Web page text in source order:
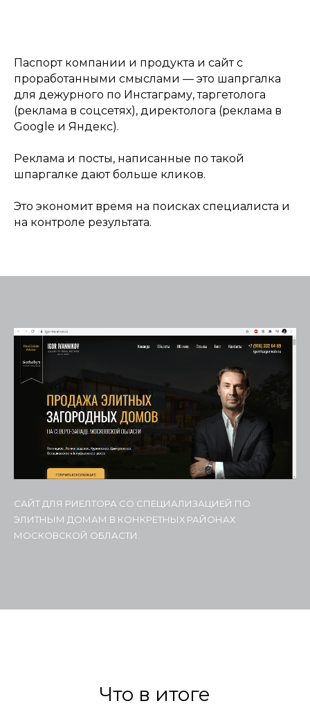
Паспорт компании и продукта и сайт с
проработанными смыслами — это шапргалка
для дежурного по Инстаграму, таргетолога
(реклама в соцсетях), директолога (реклама в
Google и Яндекс).
Реклама и посты, написанные по такой
шпаргалке дают больше кликов.
Это экономит время на поисках специалиста и
на контроле результата.
САЙТ ДЛЯ РИЕЛТОРА СО СПЕЦИАЛИЗАЦИЕЙ ПО
ЭЛИТНЫМ ДОМАМ В КОНКРЕТНЫХ РАЙОНАХ
МОСКОВСКОЙ ОБЛАСТИ.
Что в итоге